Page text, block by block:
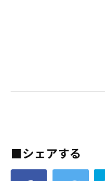
■シェアする